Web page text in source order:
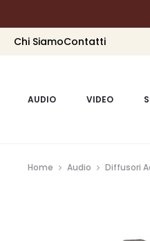
Chi SiamoContatti
AUDIO VIDEO
Home Audio Diffusori